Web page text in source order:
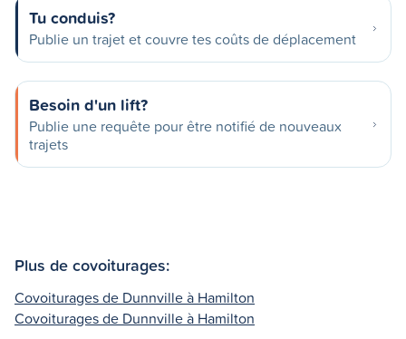
Tu conduis?
Publie un trajet et couvre tes coûts de déplacement
Besoin d'un lift?
Publie une requête pour être notifié de nouveaux
trajets
Plus de covoiturages:
Covoiturages de Dunnville à Hamilton
Covoiturages de Dunnville à Hamilton